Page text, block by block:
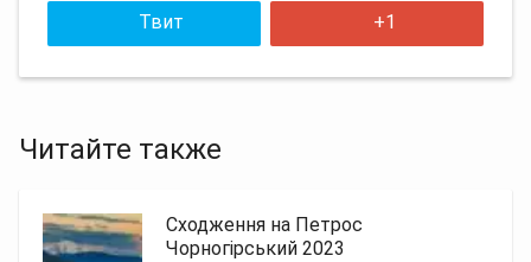
Твит +1
Читайте также
Сходження на Петрос
Чорногірський 2023